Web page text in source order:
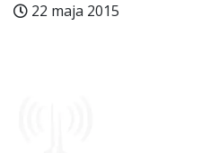
22 maja 2015